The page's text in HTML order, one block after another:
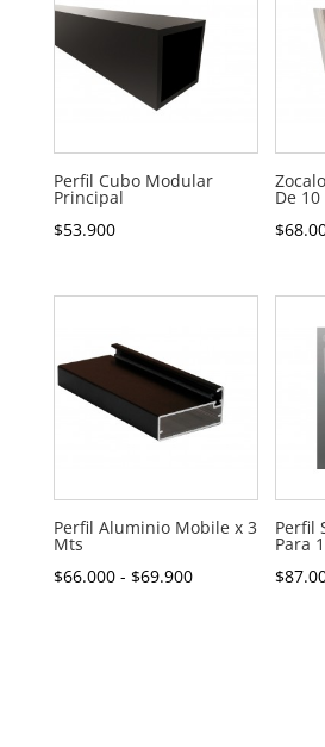
Perfil Cubo Modular
Principal
$53.900
De 10
$
Perfil Aluminio Mobile x 3
Mts
$66.000 - $69.900Rango
Perfil
Para
$